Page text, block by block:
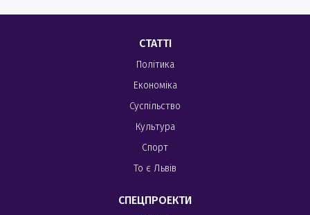
СТАТТІ
Політика
Економіка
Суспільство
Культура
Спорт
То є Львів
СПЕЦПРОЕКТИ